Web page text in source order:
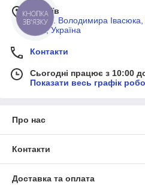
м. Київ
просп. Володимира Івасюка,
Київ, Україна
Контакти
Сьогодні працює з 10:00
Показати весь графік
Про нас
Контакти
Доставка та оплата
КНОПКА
ЗВ'ЯЗКУ